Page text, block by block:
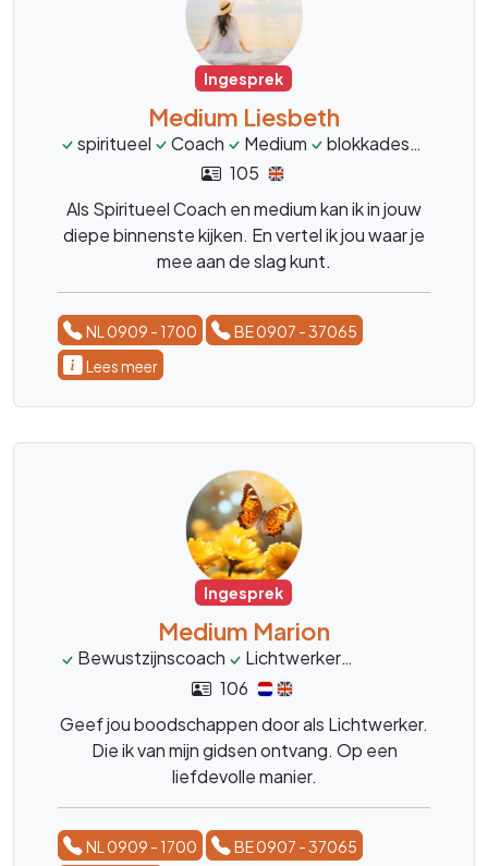
Ingesprek
Medium Liesbeth
spiritueel Coach Medium blokkades
105
Als Spiritueel Coach en medium kan ik in jouw
diepe binnenste kijken. En vertel ik jou waar je
mee aan de slag kunt.
NL 0909 - 1700
BE 0907 - 37065
Lees meer
Ingesprek
Medium Marion
Bewustzijnscoach Lichtwerker
106
Geef jou boodschappen door als Lichtwerker.
Die ik van mijn gidsen ontvang. Op een
liefdevolle manier.
NL 0909 - 1700
BE 0907 - 37065